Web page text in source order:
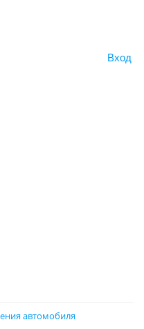
Вход
автомобиля